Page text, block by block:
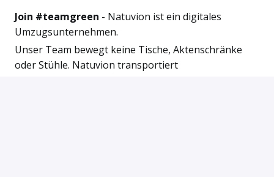
Join #teamgreen - Natuvion ist ein digitales
Umzugsunternehmen.
Unser Team bewegt keine Tische, Aktenschränke
oder Stühle. Natuvion transportiert